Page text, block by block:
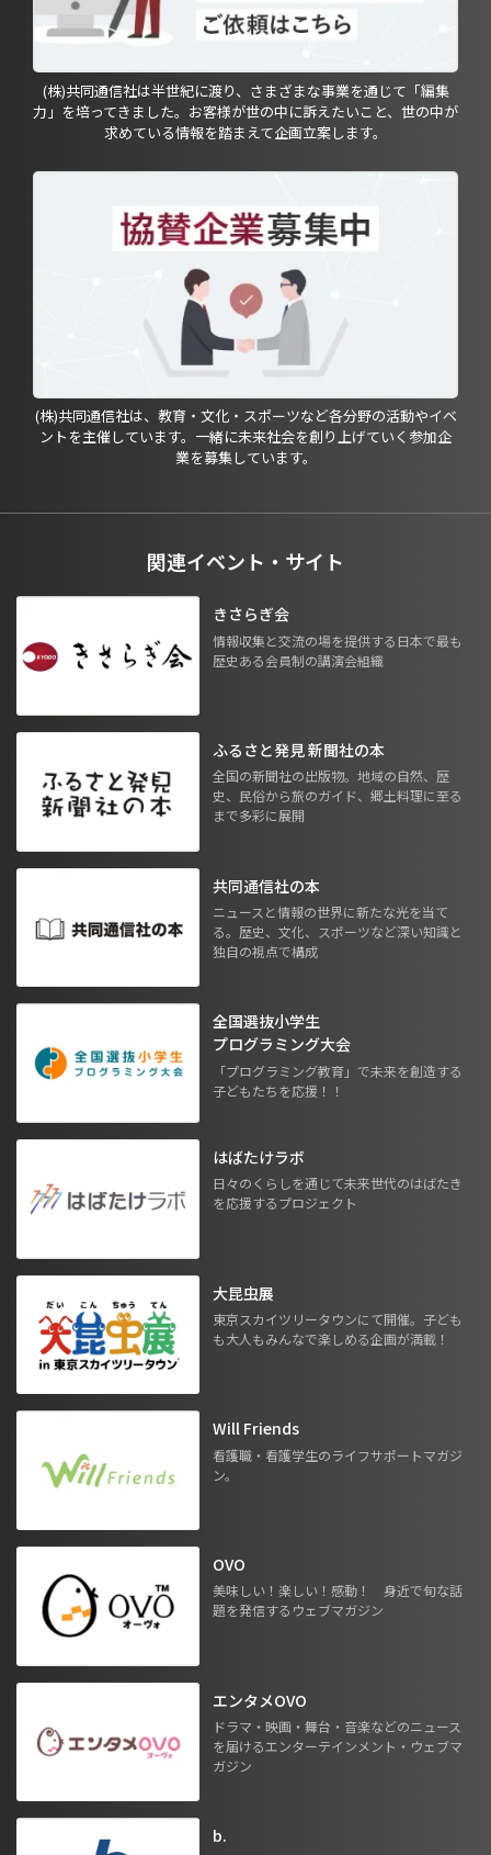
(株)共同通信社は半世紀に渡り、さまざまな事業を通じて「編集
力」を培ってきました。お客様が世の中に訴えたいこと、世の中が
求めている情報を踏まえて企画立案します。
(株)共同通信社は、教育・文化・スポーツなど各分野の活動やイベ
ントを主催しています。一緒に未来社会を創り上げていく参加企
業を募集しています。
関連イベント・サイト
きさらぎ会
情報収集と交流の場を提供する日本で最も
歴史ある会員制の講演会組織
ふるさと発見 新聞社の本
全国の新聞社の出版物。地域の自然、歴
史、民俗から旅のガイド、郷土料理に至る
まで多彩に展開
共同通信社の本
ニュースと情報の世界に新たな光を当て
る。歴史、文化、スポーツなど深い知識と
独自の視点で構成
全国選抜小学生
プログラミング大会
「プログラミング教育」で未来を創造する
子どもたちを応援！！
はばたけラボ
日々のくらしを通じて未来世代のはばたき
を応援するプロジェクト
大昆虫展
東京スカイツリータウンにて開催。子ども
も大人もみんなで楽しめる企画が満載！
Will Friends
看護職・看護学生のライフサポートマガジ
ン。
OVO
美味しい！楽しい！感動！ 身近で旬な話
題を発信するウェブマガジン
エンタメOVO
ドラマ・映画・舞台・音楽などのニュース
を届けるエンターテインメント・ウェブマ
ガジン
b.